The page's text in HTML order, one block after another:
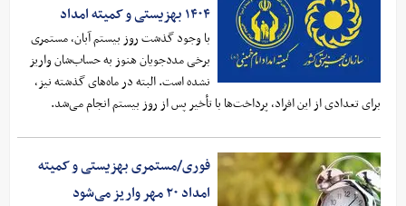
۱۴۰۴ بهزیستی و کمیته امداد
با وجود گذشت روز بیستم آبان، مستمری
برخی مددجویان هنوز به حساب‌شان واریز
نشده است. البته در ماه‌های گذشته نیز،
برای تعدادی از این افراد، پرداخت‌ها با تأخیر پس از روز بیستم انجام می‌شد.
فوری/مستمری بهزیستی و کمیته
امداد ۲۰ مهر واریز می‌شود